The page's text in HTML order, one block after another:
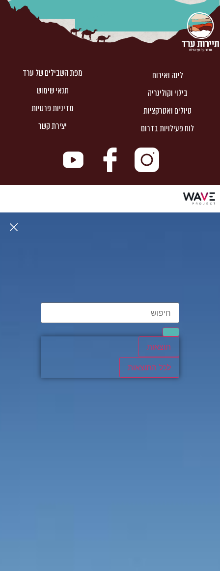
לינה ואירוח
בילוי וקולינריה
טיולים ואטרקציות
לוח פעילויות בדרום
מפת השבילים של ערד
תנאי שימוש
מדיניות פרטיות
יצירת קשר
תוצאות
לכל התוצאות